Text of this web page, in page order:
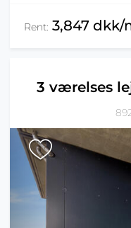
Rent: 3,847 dkk/
3 værelses